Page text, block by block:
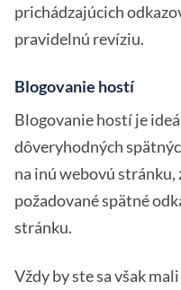
prichádzajúcich
pravidelnú revíziu.
Blogovanie hostí
Blogovanie hostí je
dôveryhodných
na inú webovú
požadované spätné
stránku.
Vždy by ste sa však